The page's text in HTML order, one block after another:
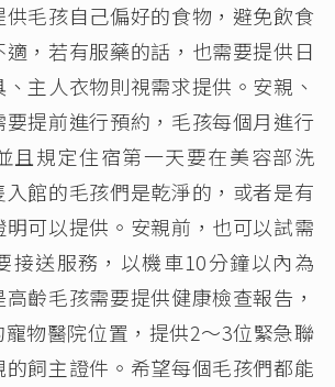
供毛孩自己偏好的食物，避免飲食
，若有服藥的話，也需要提供日
主人衣物則視需求提供。安親、
提前進行預約，毛孩每個月進行
且規定住宿第一天要在美容部洗
館的毛孩們是乾淨的，或者是有
可以提供。安親前，也可以試需
接送服務，以機車10分鐘以內為
齡毛孩需要提供健康檢查報告，
物醫院位置，提供2～3位緊急聯
飼主證件。希望每個毛孩們都能